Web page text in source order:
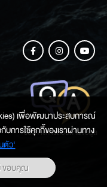
ช่องทางการสอบถามข้อมูล
เพื่อพัฒนาประสบการณ์
การใช้คุกกี้ของเราผ่านทาง
ตัว'
ขอบคุณ